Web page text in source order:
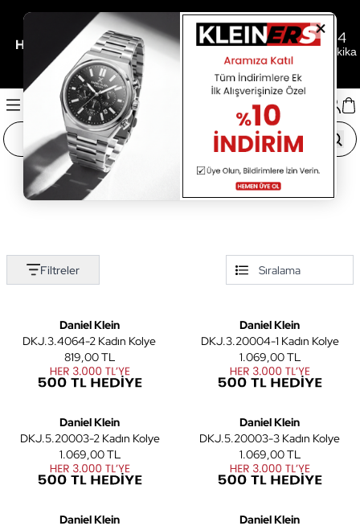
Her 3.000TL'ye 500TL Hediye İçin Son 0 /04/ 14
Dakika
Filtreler
Daniel Klein
DKJ.3.4064-2 Kadın Kolye
819,00 TL
Daniel Klein
DKJ.3.20004-1 Kadın Kolye
1.069,00 TL
Daniel Klein
DKJ.5.20003-2 Kadın Kolye
1.069,00 TL
Daniel Klein
DKJ.5.20003-3 Kadın Kolye
1.069,00 TL
Daniel Klein
Daniel Klein